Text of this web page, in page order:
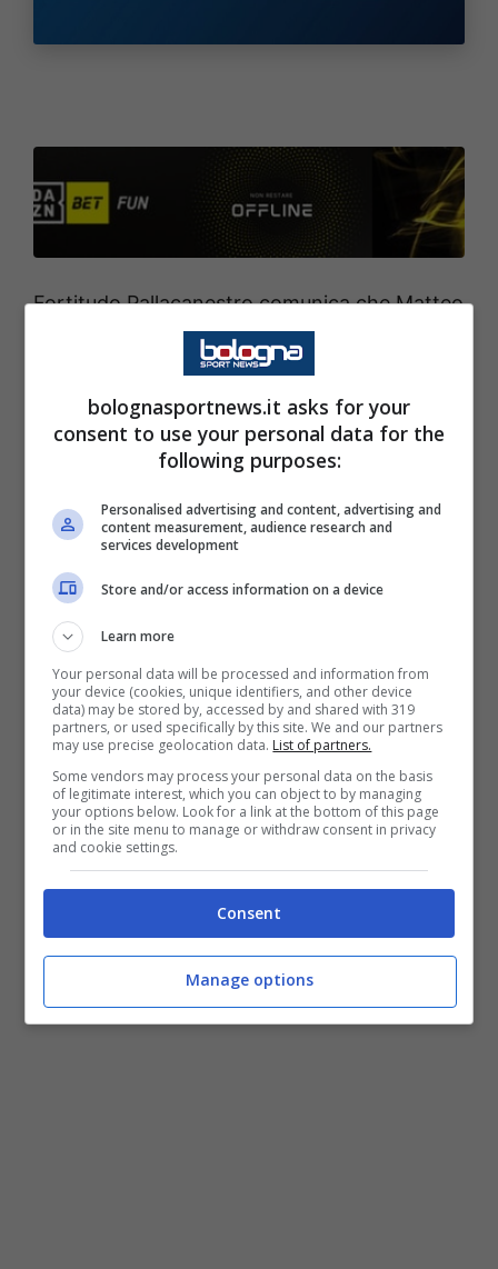
Fortitudo Pallacanestro comunica che Matteo
Fantinelli sarà il nuovo capitano della prima
squadra. Quella che sta per iniziare sarà la
quinta stagione consecutiva per Matteo con
la maglia della Effe. In quello che vorrà essere
riscatto, Fantinelli andrà, pertanto, a ricoprire
un ruolo di grande responsabilità, a maggior
ragione per un Club nel quale si è cresciuti fin
dal settore giovanile, sostenendone da
sempre i colori biancoblu. La Fortitudo, ora,
potrà beneficiare del grande temperamento,
dello spirito di sacrificio e della grinta del
‘Fante’ anche in questa nuova, prestigiosa
veste. Fantinelli debutterà da capitano della
Fortitudo in occasione del match di
Supercoppa LNP previsto per sabato 10
settembre, al PalaSavena, contro la San
Giobbe Chiusi.
bolognasportnews.it asks for your
consent to use your personal data for the
following purposes:
Personalised advertising and content, advertising and
content measurement, audience research and
services development
Store and/or access information on a device
Learn more
Your personal data will be processed and information from
your device (cookies, unique identifiers, and other device
data) may be stored by, accessed by and shared with 319
partners, or used specifically by this site. We and our partners
may use precise geolocation data. List of partners.
Some vendors may process your personal data on the basis
of legitimate interest, which you can object to by managing
your options below. Look for a link at the bottom of this page
or in the site menu to manage or withdraw consent in privacy
and cookie settings.
Consent
Manage options